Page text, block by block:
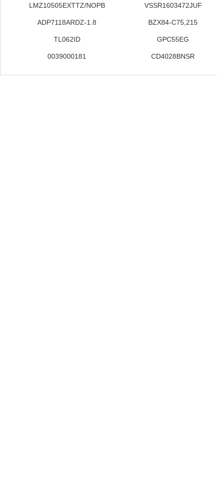
LMZ10505EXTTZ/NOPB VSSR1603472JUF
ADP7118ARDZ-1.8 BZX84-C75,215
TL062ID GPC55EG
0039000181 CD4028BNSR